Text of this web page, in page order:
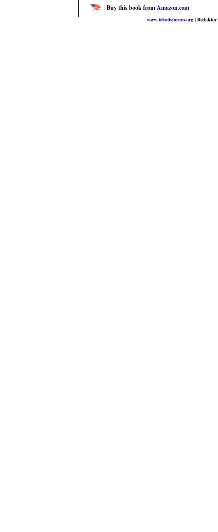
Buy this book fromAmazon.com
www.idrottsforum.org| Redaktör